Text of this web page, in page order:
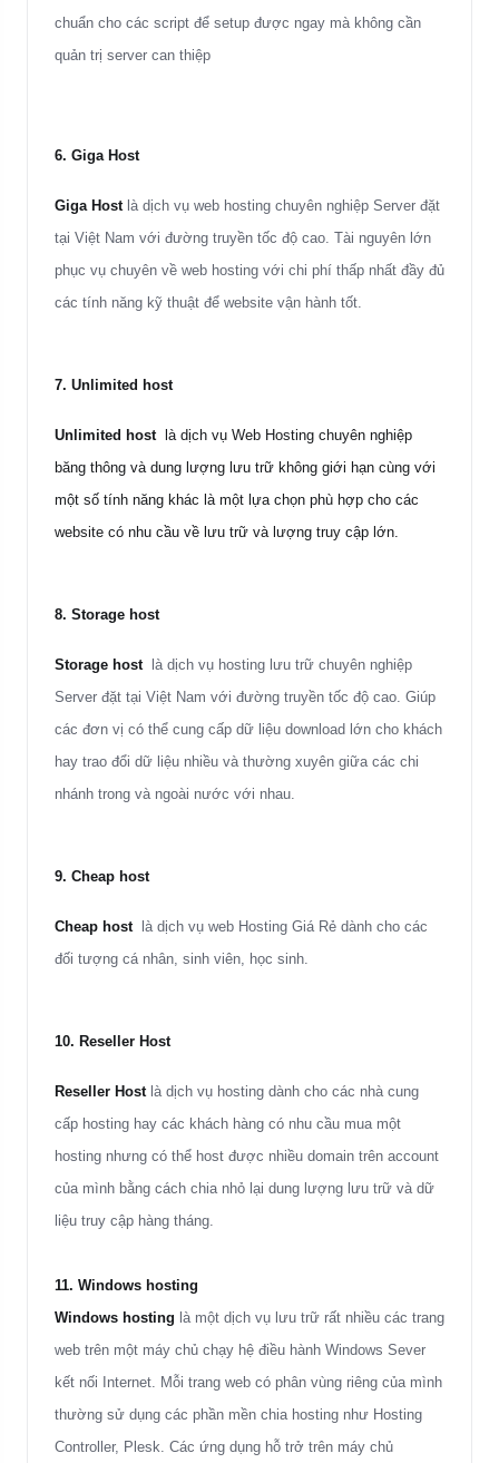
chuẩn cho các script để setup được ngay mà không cần
quản trị server can thiệp
6. Giga Host
Giga Host là dịch vụ web hosting chuyên nghiệp Server đặt
tại Việt Nam với đường truyền tốc độ cao. Tài nguyên lớn
phục vụ chuyên về web hosting với chi phí thấp nhất đầy đủ
các tính năng kỹ thuật để website vận hành tốt.
7. Unlimited host
Unlimited host
là dịch vụ Web Hosting chuyên nghiệp
băng thông và dung lượng lưu trữ không giới hạn cùng với
một số tính năng khác là một lựa chọn phù hợp cho các
website có nhu cầu về lưu trữ và lượng truy cập lớn.
8. Storage host
Storage host
là dịch vụ hosting lưu trữ chuyên nghiệp
Server đặt tại Việt Nam với đường truyền tốc độ cao. Giúp
các đơn vị có thể cung cấp dữ liệu download lớn cho khách
hay trao đổi dữ liệu nhiều và thường xuyên giữa các chi
nhánh trong và ngoài nước với nhau.
9. Cheap host
Cheap host là dịch vụ web Hosting Giá Rẻ dành cho các
đối tượng cá nhân, sinh viên, học sinh.
10. Reseller Host
Reseller Host là dịch vụ hosting dành cho các nhà cung
cấp hosting hay các khách hàng có nhu cầu mua một
hosting nhưng có thể host được nhiều domain trên account
của mình bằng cách chia nhỏ lại dung lượng lưu trữ và dữ
liệu truy cập hàng tháng.
11. Windows hosting
Windows hosting là một dịch vụ lưu trữ rất nhiều các trang
web trên một máy chủ chạy hệ điều hành Windows Sever
kết nối Internet. Mỗi trang web có phân vùng riêng của mình
thường sử dụng các phần mền chia hosting như Hosting
Controller, Plesk. Các ứng dụng hỗ trở trên máy chủ